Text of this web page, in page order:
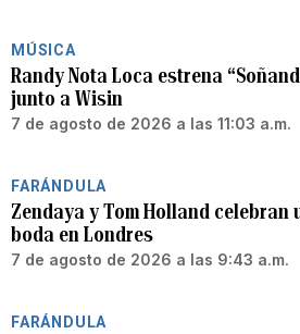
MÚSICA
Randy Nota Loca estrena
junto a Wisin
7 de agosto de 2026 a las 11:03 a.m.
FARÁNDULA
Zendaya y Tom Holland celebran
boda en Londres
7 de agosto de 2026 a las 9:43 a.m.
FARÁNDULA